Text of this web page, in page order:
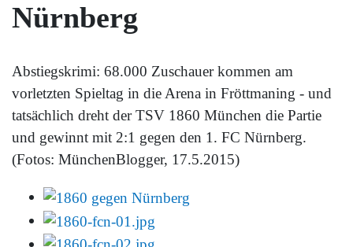
Nürnberg
Abstiegskrimi: 68.000 Zuschauer kommen am
vorletzten Spieltag in die Arena in Fröttmaning - und
tatsächlich dreht der TSV 1860 München die Partie
und gewinnt mit 2:1 gegen den 1. FC Nürnberg.
(Fotos: MünchenBlogger, 17.5.2015)